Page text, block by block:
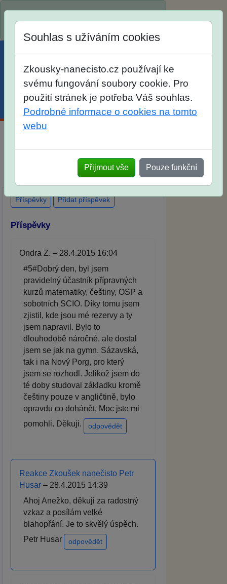
SŠ? Vaše ohlasy po skutečných
přijímacích zkouškách
Souhlas s užíváním cookies
Zkousky-nanecisto.cz používají ke
svému fungování soubory cookie. Pro
použití stránek je potřeba Váš souhlas.
Podrobné informace o cookies na tomto
webu
Přijmout vše Pouze funkční
Příspěvky Přidat příspěvek
Příspěvky
Ondra Z. – 28.4.2015 16:04
#5#Dobrý den, byl jsem
pravidelný účastník přípravných
kurzů matematiky, češtiny, OSP a
sobotních SCIO. Díky tomu jsem
zjistil, kde jsou mé rezervy a ty
jsem napravil. Bylo to
dlouhodobě náročné, ale dostal
jsem se jak na gymn. Sázavská,
tak i na Nový Porg, pro který
jsem se rozhodl. Jelikož jsem do
té doby studoval základku kromě
češtiny pouze v angličtině, bylo
opravdu co dohánět. Moc jste mi
pomohli. Děkuji.
odpovědět
Reakce Zkoušek nanečisto Petr
Husar – 28.4.2015 14:39
Ahoj Anežko, děkuji za radostný
vzkaz a posílám velké
blahopřání. Je to skvělý úspěch.
Petr Husar
odpovědět